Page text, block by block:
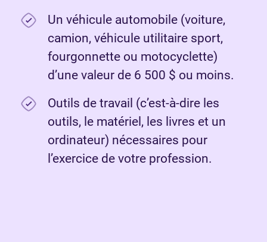
Un véhicule automobile (voiture,
camion, véhicule utilitaire sport,
fourgonnette ou motocyclette)
d’une valeur de 6 500 $ ou moins.
Outils de travail (c’est-à-dire les
outils, le matériel, les livres et un
ordinateur) nécessaires pour
l’exercice de votre profession.